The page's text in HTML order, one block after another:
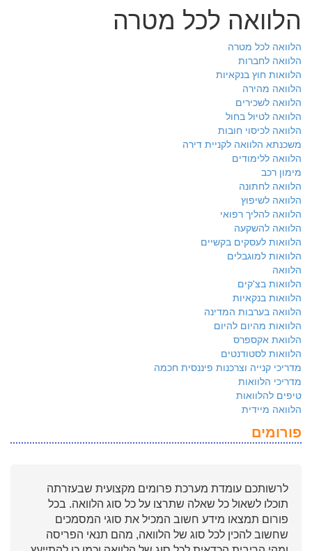
הלוואה לכל מטרה
הלוואה לכל מטרה
הלוואה לחברות
הלוואות חוץ בנקאיות
הלוואה מהירה
הלוואה לשכירים
הלוואה לטיול בחול
הלוואה לכיסוי חובות
משכנתא הלוואה לקניית דירה
הלוואה ללימודים
מימון רכב
הלוואה לחתונה
הלוואה לשיפוץ
הלוואה להליך רפואי
הלוואה להשקעה
הלוואות לעסקים בקשיים
הלוואות למוגבלים
הלוואה
הלוואות בצ'קים
הלוואות בנקאיות
הלוואה בערבות המדינה
הלוואות מהיום להיום
הלוואת אקספרס
הלוואות לסטודנטים
מדריכי קנייה וצרכנות פיננסית חכמה
מדריכי הלוואות
טיפים להלוואות
הלוואה מיידית
פורומים
לרשותכם עומדת מערכת פרומים מקצועית שבעזרתה
תוכלו לשאול כל שאלה שתרצו על כל סוג הלוואה. בכל
פורום תמצאו מידע חשוב המכיל את סוגי המסמכים
שחשוב להכין לכל סוג של הלוואה, מהם תנאי הפריסה